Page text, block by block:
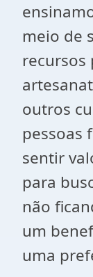
meio de
recursos
outros
pessoas
sentir
para
não
um
uma